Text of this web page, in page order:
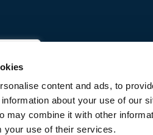
content and ads, to
about your use of our
may combine it with other
your use of their services.
clic